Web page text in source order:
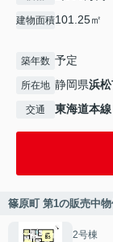
建物面積101.25㎡
築年数 予定
所在地 静岡県浜
交通 東海道本線
篠原町 第1の販売中
2号棟